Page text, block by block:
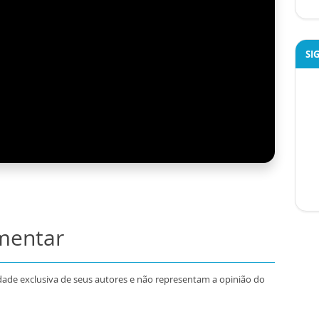
exclusiva de seus autores e não representam a opinião do